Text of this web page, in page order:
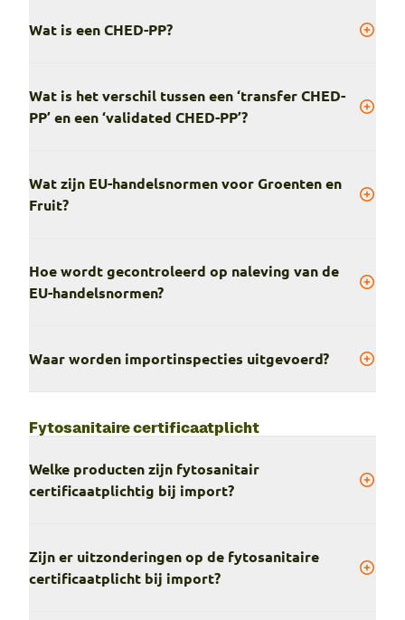
Wat is een CHED-PP?
Wat is het verschil tussen een ‘transfer CHED-
PP’ en een ‘validated CHED-PP’?
Wat zijn EU-handelsnormen voor Groenten en
Fruit?
Hoe wordt gecontroleerd op naleving van de
EU-handelsnormen?
Waar worden importinspecties uitgevoerd?
Fytosanitaire certificaatplicht
Welke producten zijn fytosanitair
certificaatplichtig bij import?
Zijn er uitzonderingen op de fytosanitaire
certificaatplicht bij import?